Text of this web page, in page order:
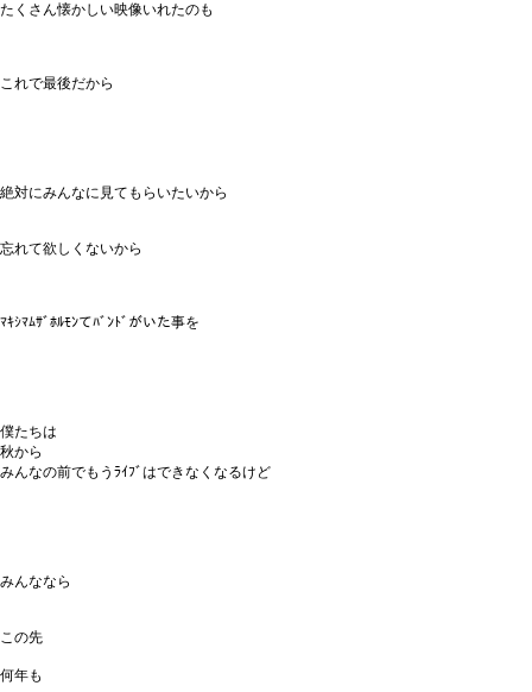
たくさん懐かしい映像いれたのも
これで最後だから
絶対にみんなに見てもらいたいから
忘れて欲しくないから
ﾏｷｼﾏﾑｻﾞﾎﾙﾓﾝてﾊﾞﾝﾄﾞがいた事を
僕たちは
秋から
みんなの前でもうﾗｲﾌﾞはできなくなるけど
みんななら
この先
何年も